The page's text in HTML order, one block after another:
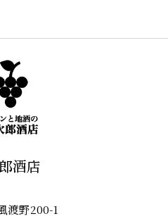
酒店
渡野200-1